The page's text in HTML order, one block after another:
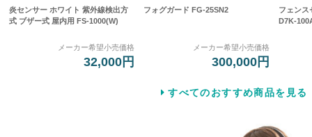
炎センサー ホワイト 紫外線検出方
式 ブザー式 屋内用 FS-1000(W)
メーカー希望小売価格
32,000円
フォグガード FG-25SN2
メーカー希望小売価格
300,000円
フェン
D7K-
すべてのおすすめ商品を見る